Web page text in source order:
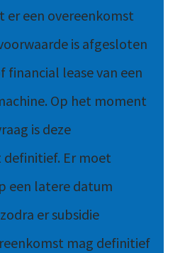
er een overeenkomst
is afgesloten
financial lease van een
Op het moment
is deze
Er moet
een latere datum
er subsidie
mag definitief